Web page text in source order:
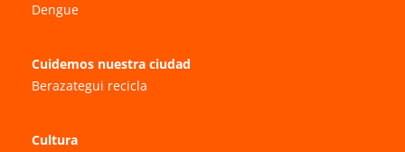
Dengue
Cuidemos nuestra ciudad
Berazategui recicla
Cultura